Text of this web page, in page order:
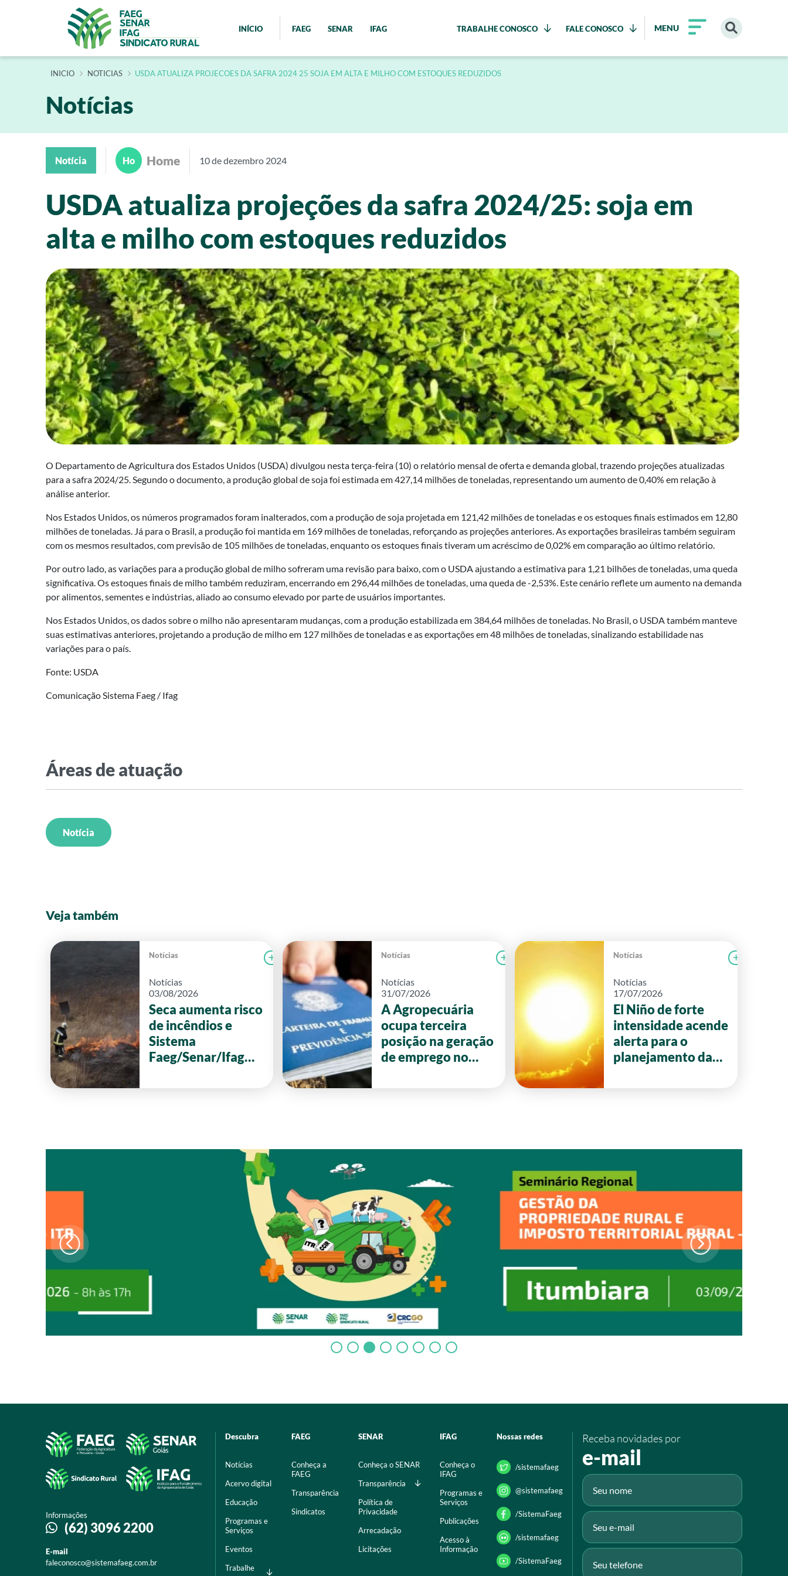
INÍCIO FAEG SENAR IFAG TRABALHE CONOSCO FALE CONOSCO MENU
INÍCIO NOTICIAS USDA ATUALIZA PROJECOES DA SAFRA 2024 25 SOJA EM ALTA E MILHO COM ESTOQUES REDUZIDOS
Notícias
Notícia Ho Home 10 de dezembro 2024
USDA atualiza projeções da safra 2024/25: soja em
alta e milho com estoques reduzidos
O Departamento de Agricultura dos Estados Unidos (USDA) divulgou nesta terça-feira (10) o relatório mensal de oferta e demanda global, trazendo projeções atualizadas
para a safra 2024/25. Segundo o documento, a produção global de soja foi estimada em 427,14 milhões de toneladas, representando um aumento de 0,40% em relação à
análise anterior.
Nos Estados Unidos, os números programados foram inalterados, com a produção de soja projetada em 121,42 milhões de toneladas e os estoques finais estimados em 12,80
milhões de toneladas. Já para o Brasil, a produção foi mantida em 169 milhões de toneladas, reforçando as projeções anteriores. As exportações brasileiras também seguiram
com os mesmos resultados, com previsão de 105 milhões de toneladas, enquanto os estoques finais tiveram um acréscimo de 0,02% em comparação ao último relatório.
Por outro lado, as variações para a produção global de milho sofreram uma revisão para baixo, com o USDA ajustando a estimativa para 1,21 bilhões de toneladas, uma queda
significativa. Os estoques finais de milho também reduziram, encerrando em 296,44 milhões de toneladas, uma queda de -2,53%. Este cenário reflete um aumento na demanda
por alimentos, sementes e indústrias, aliado ao consumo elevado por parte de usuários importantes.
Nos Estados Unidos, os dados sobre o milho não apresentaram mudanças, com a produção estabilizada em 384,64 milhões de toneladas. No Brasil, o USDA também manteve
suas estimativas anteriores, projetando a produção de milho em 127 milhões de toneladas e as exportações em 48 milhões de toneladas, sinalizando estabilidade nas
variações para o país.
Fonte: USDA
Comunicação Sistema Faeg / Ifag
Áreas de atuação
Notícia
Veja também
Notícias
Notícias
03/08/2026
Seca aumenta risco
de incêndios e
Sistema
Faeg/Senar/Ifag
Ler notícia CAMPOLAB Notícias
Notícias
31/07/2026
A Agropecuária
ocupa terceira
posição na geração
de emprego no
Notícias
Notícias
17/07/2026
El Niño de forte
intensidade acende
alerta para o
planejamento da
Informações
(62) 3096 2200
E-mail
faleconosco@sistemafaeg.com.br
Descubra
Notícias
Acervo digital
Educação
Programas e
Serviços
Eventos
Trabalhe
FAEG
Conheça a
FAEG
Transparência
Sindicatos
SENAR
Conheça o SENAR
Transparência
Política de
Privacidade
Arrecadação
Licitações
IFAG
Conheça o
IFAG
Programas e
Serviços
Publicações
Acesso à
Informação
Nossas redes
/sistemafaeg
@sistemafaeg
/SistemaFaeg
/sistemafaeg
/SistemaFaeg
Receba novidades por
e-mail